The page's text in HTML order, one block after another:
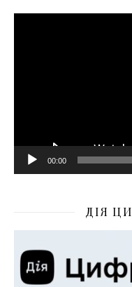
Відеопрогравач
00:00
ДІЯ